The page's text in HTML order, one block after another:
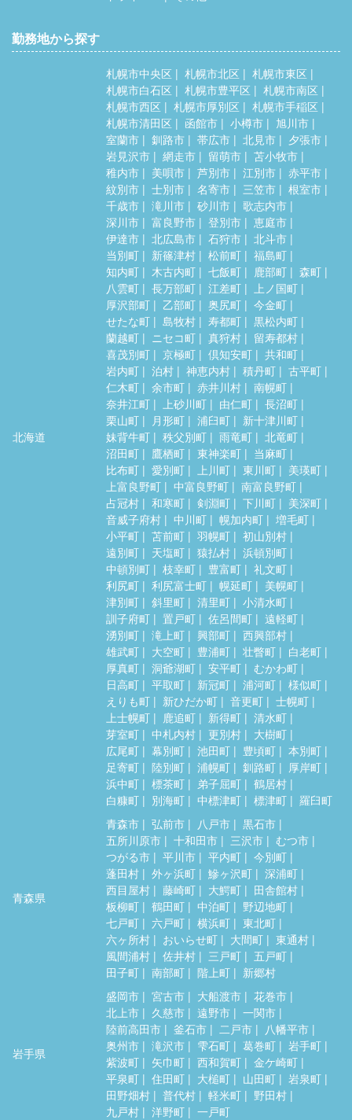
勤務地から探す
北海道
札幌市中央区 札幌市北区
札幌市東区
札幌市白石区
札幌市豊平区
札幌市南区
札幌市西区
札幌市厚別区
札幌市手稲区
札幌市清田区
函館市 小樽市
旭川市
室蘭市
釧路市 帯広市 北見市
夕張市
岩見沢市
網走市 留萌市
苫小牧市
稚内市
美唄市 芦別市 江別市
赤平市
紋別市
士別市 名寄市 三笠市
根室市
千歳市
滝川市 砂川市
歌志内市
深川市
富良野市 登別市
恵庭市
伊達市
北広島市 石狩市
北斗市
当別町
新篠津村 松前町
福島町
知内町
木古内町 七飯町 鹿部町
森町
八雲町
長万部町 江差町
上ノ国町
厚沢部町
乙部町 奥尻町
今金町
せたな町
島牧村 寿都町
黒松内町
蘭越町
ニセコ町 真狩村
留寿都村
喜茂別町
京極町 倶知安町
共和町
岩内町
泊村 神恵内村 積丹町
古平町
仁木町
余市町 赤井川村
南幌町
奈井江町
上砂川町 由仁町
長沼町
栗山町
月形町 浦臼町
新十津川町
妹背牛町
秩父別町 雨竜町
北竜町
沼田町
鷹栖町 東神楽町
当麻町
比布町
愛別町 上川町 東川町
美瑛町
上富良野町
中富良野町
南富良野町
占冠村
和寒町 剣淵町 下川町
美深町
音威子府村
中川町 幌加内町
増毛町
小平町
苫前町 羽幌町
初山別村
遠別町
天塩町 猿払村
浜頓別町
中頓別町
枝幸町 豊富町
礼文町
利尻町
利尻富士町 幌延町
美幌町
津別町
斜里町 清里町
小清水町
訓子府町
置戸町 佐呂間町
遠軽町
湧別町
滝上町 興部町
西興部村
雄武町
大空町 豊浦町 壮瞥町
白老町
厚真町
洞爺湖町 安平町
むかわ町
日高町
平取町 新冠町 浦河町
様似町
えりも町
新ひだか町 音更町
士幌町
上士幌町
鹿追町 新得町
清水町
芽室町
中札内村 更別村
大樹町
広尾町
幕別町 池田町 豊頃町
本別町
足寄町
陸別町 浦幌町 釧路町
厚岸町
浜中町
標茶町 弟子屈町
鶴居村
白糠町
別海町 中標津町 標津町 羅臼町
青森県
青森市 弘前市 八戸市
黒石市
五所川原市
十和田市 三沢市
むつ市
つがる市
平川市 平内町
今別町
蓬田村
外ヶ浜町 鰺ヶ沢町
深浦町
西目屋村
藤崎町 大鰐町
田舎館村
板柳町
鶴田町 中泊町
野辺地町
七戸町
六戸町 横浜町
東北町
六ヶ所村
おいらせ町 大間町
東通村
風間浦村
佐井村 三戸町
五戸町
田子町
南部町 階上町 新郷村
岩手県
盛岡市 宮古市 大船渡市
花巻市
北上市
久慈市 遠野市
一関市
陸前高田市
釜石市 二戸市
八幡平市
奥州市
滝沢市 雫石町 葛巻町
岩手町
紫波町
矢巾町 西和賀町
金ケ崎町
平泉町
住田町 大槌町 山田町
岩泉町
田野畑村
普代村 軽米町
野田村
九戸村
洋野町 一戸町